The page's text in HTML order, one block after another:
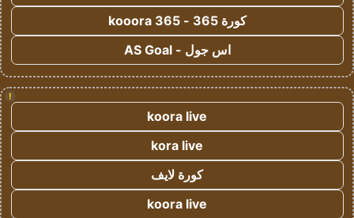
كورة 365 - kooora 365
اس جول - AS Goal
!
koora live
kora live
كورة لايف
koora live